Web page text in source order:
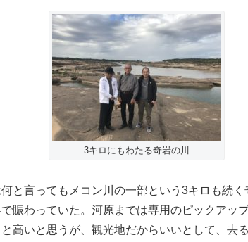
3キロにもわたる奇岩の川
と言ってもメコン川の一部という3キロも続
賑わっていた。河原までは専用のピックアッ
高いと思うが、観光地だからいいとして、去